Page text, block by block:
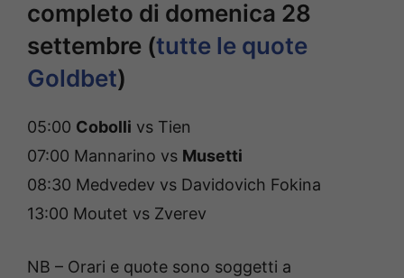
completo di domenica 28
settembre (tutte le quote
Goldbet)
05:00 Cobolli vs Tien
07:00 Mannarino vs Musetti
08:30 Medvedev vs Davidovich Fokina
13:00 Moutet vs Zverev
NB – Orari e quote sono soggetti a